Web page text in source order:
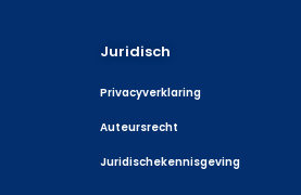
Juridisch
Privacyverklaring
Auteursrecht
Juridischekennisgeving